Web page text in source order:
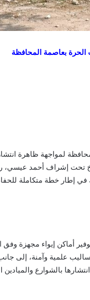
الحرة بعاصمة المحافظة
لمواجهة ظاهرة
تحت إشراف أحمد
في إطار خطة متكاملة
أماكن إيواء مجهزة وفق
علمية وآمنة، إلى
بالشوارع والميادين